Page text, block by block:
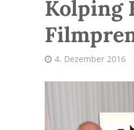
Kolping
4. Dezember 2016